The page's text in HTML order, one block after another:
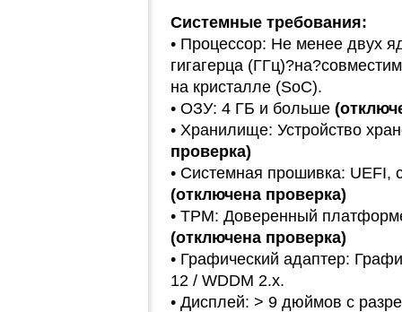
Системные требования:
• Процессор: Не менее двух
гигагерца
на кристалле (SoC).
• ОЗУ: 4 ГБ и больше
• Хранилище: Устройство
проверка)
• Cистемная прошивка: UEFI,
(отключена проверка)
• TPM: Доверенный
(отключена проверка)
• Графический адаптер:
12 / WDDM 2.x.
• Дисплей: > 9 дюймов с